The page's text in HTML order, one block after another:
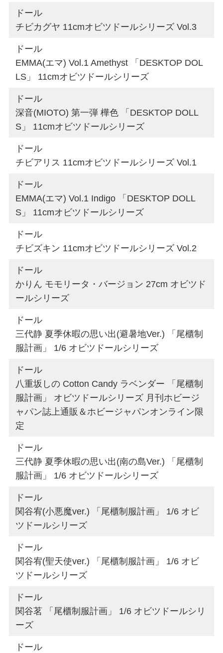
ドール
チビカグヤ 11cmオビツドールシリーズ Vol.3
ドール
EMMA(エマ) Vol.1 Amethyst 「DESKTOP DOL
LS」 11cmオビツドールシリーズ
ドール
深音(MIOTO) 第一弾 樺色 「DESKTOP DOLL
S」 11cmオビツドールシリーズ
ドール
チビアリス 11cmオビツドールシリーズ Vol.1
ドール
EMMA(エマ) Vol.1 Indigo 「DESKTOP DOLL
S」 11cmオビツドールシリーズ
ドール
チビズキン 11cmオビツドールシリーズ Vol.2
ドール
かりん モモリータ・バージョン 27cm オビツド
ールシリーズ
ドール
三代静 夏季休暇の思い出(避暑地Ver.) 「尾櫃制
服計画」 1/6 オビツドールシリーズ
ドール
八重坂しの Cotton Candy ラベンダー 「尾櫃制
服計画」 オビツドールシリーズ 月刊ホビージ
ャパン誌上通販＆ホビージャパンオンライン限
定
ドール
三代静 夏季休暇の思い出(南の島Ver.) 「尾櫃制
服計画」 1/6 オビツドールシリーズ
ドール
関谷宥(小悪魔ver.) 「尾櫃制服計画」 1/6 オビ
ツドールシリーズ
ドール
関谷宥(聖天使ver.) 「尾櫃制服計画」 1/6 オビ
ツドールシリーズ
ドール
関谷茗 「尾櫃制服計画」 1/6 オビツドールシリ
ーズ
ドール